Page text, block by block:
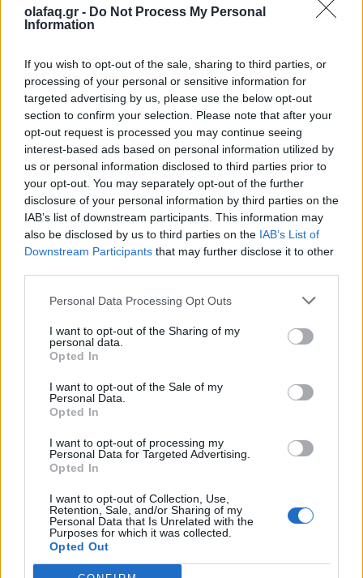
olafaq.gr - Do Not Process My Personal
Information
If you wish to opt-out of the sale, sharing to third parties, or
processing of your personal or sensitive information for
targeted advertising by us, please use the below opt-out
section to confirm your selection. Please note that after your
opt-out request is processed you may continue seeing
interest-based ads based on personal information utilized by
us or personal information disclosed to third parties prior to
your opt-out. You may separately opt-out of the further
disclosure of your personal information by third parties on the
IAB’s list of downstream participants. This information may
also be disclosed by us to third parties on the IAB’s List of
Downstream Participants that may further disclose it to other
Personal Data Processing Opt Outs
I want to opt-out of the Sharing of my
personal data.
Opted In
I want to opt-out of the Sale of my
Personal Data.
Opted In
I want to opt-out of processing my
Personal Data for Targeted Advertising.
Opted In
I want to opt-out of Collection, Use,
Retention, Sale, and/or Sharing of my
Personal Data that Is Unrelated with the
Purposes for which it was collected.
Opted Out
10.06.26
Δέκα χρόνια μετά την κινηματογραφική μίνι σειρά που
σάρωσε υποψηφιότητες για Emmy, ο Τομ Χίντλστον και οι
δημιουργοί εξηγούν γιατί το "The Night Manager" άργησε να
επιστρέψει, πώς γεννήθηκε η 2η σεζόν
Βρικόλακες, κατάσκοποι και το τέλος του
κόσμου: Όσα φέρνει ο Ιούνιος στην
COSMOTE TV
03.06.26
Ο Μάικλ Φασμπέντερ επιστρέφει με τη δεύτερη σεζόν του
"The Agency", ο Τζέραρντ Μπάτλερ πρωταγωνιστεί στο
"Greenland: Migration", ενώ βρικόλακες, αστυνομικά
μυστήρια και αφιερώματα στη Μέριλιν Μονρόε κ